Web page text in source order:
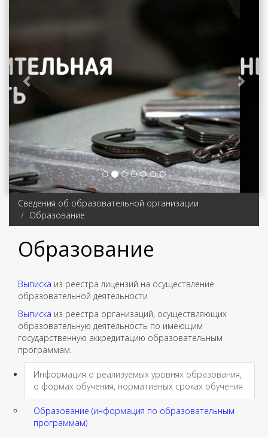
Сведения об образовательной организации
Образование
Образование
Выписка из реестра лицензий на осуществление
образовательной деятельности
Выписка из реестра организаций, осуществляющих
образовательную деятельность по имеющим
государственную аккредитацию образовательным
программам.
Информация о реализуемых уровнях образования,
о формах обучения, нормативных сроках обучения
Образование (информация по образовательным
программам)